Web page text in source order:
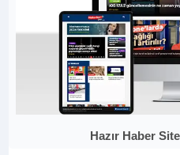
Hazır Haber